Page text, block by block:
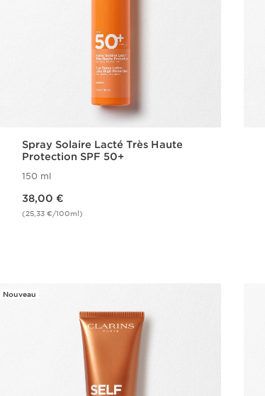
Spray Solaire Lacté Très Haute
Protection SPF 50+
150 ml
38,00 €
(25,33 €/100ml)
Nouveau